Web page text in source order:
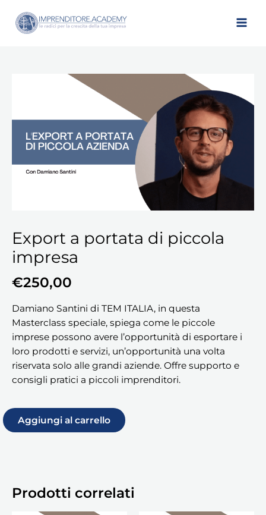
contenuto
Export a portata di piccola
impresa
€250,00
Damiano Santini di TEM ITALIA, in questa
Masterclass speciale, spiega come le piccole
imprese possono avere l’opportunità di esportare i
loro prodotti e servizi, un’opportunità una volta
riservata solo alle grandi aziende. Offre supporto e
consigli pratici a piccoli imprenditori.
di
piccola
impresa
quantità
Aggiungi al carrello
Prodotti correlati